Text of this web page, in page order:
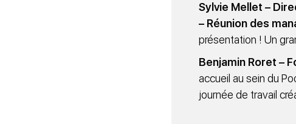
Sylvie Mellet –
– Réunion des
présentation ! Un
Benjamin Roret –
accueil au sein du
journée de travail